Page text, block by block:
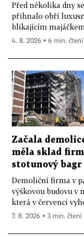
Před několika dny
přihnalo obří
blikajícím
4. 8. 2026 ▪ 6 min. čtení
Začala
měla sklad
stotunový bagr
Demoliční firma v
výškovou budovu v
která v červenci
7. 8. 2026 ▪ 3 min. čtení